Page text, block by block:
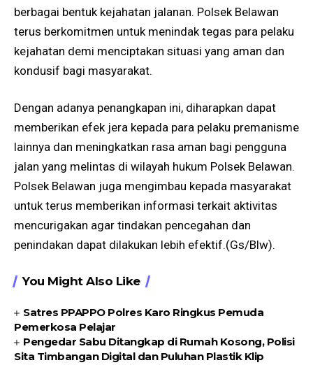
berbagai bentuk kejahatan jalanan. Polsek Belawan
terus berkomitmen untuk menindak tegas para pelaku
kejahatan demi menciptakan situasi yang aman dan
kondusif bagi masyarakat.
Dengan adanya penangkapan ini, diharapkan dapat
memberikan efek jera kepada para pelaku premanisme
lainnya dan meningkatkan rasa aman bagi pengguna
jalan yang melintas di wilayah hukum Polsek Belawan.
Polsek Belawan juga mengimbau kepada masyarakat
untuk terus memberikan informasi terkait aktivitas
mencurigakan agar tindakan pencegahan dan
penindakan dapat dilakukan lebih efektif.(Gs/Blw).
You Might Also Like
Satres PPAPPO Polres Karo Ringkus Pemuda
Pemerkosa Pelajar
Pengedar Sabu Ditangkap di Rumah Kosong, Polisi
Sita Timbangan Digital dan Puluhan Plastik Klip